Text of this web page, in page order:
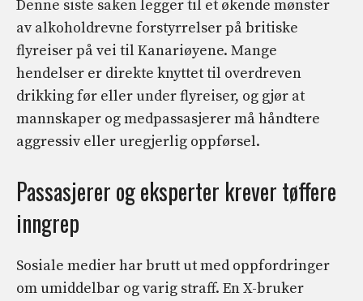
Denne siste saken legger til et økende mønster
av alkoholdrevne forstyrrelser på britiske
flyreiser på vei til Kanariøyene. Mange
hendelser er direkte knyttet til overdreven
drikking før eller under flyreiser, og gjør at
mannskaper og medpassasjerer må håndtere
aggressiv eller uregjerlig oppførsel.
Passasjerer og eksperter krever tøffere
inngrep
Sosiale medier har brutt ut med oppfordringer
om umiddelbar og varig straff. En X-bruker